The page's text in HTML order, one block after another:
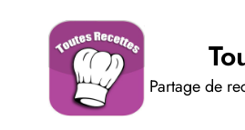
Partage de